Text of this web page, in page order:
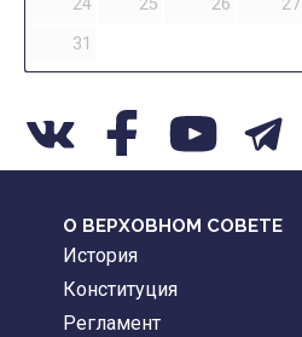
24
25 26 27
31
О ВЕРХОВНОМ СОВЕТЕ
История
Конституция
Регламент